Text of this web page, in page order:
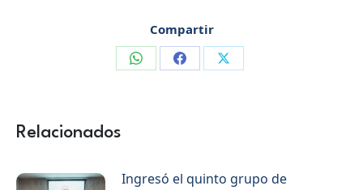
Compartir
CompartirCompartirCompartir
Relacionados
Ingresó el quinto grupo de